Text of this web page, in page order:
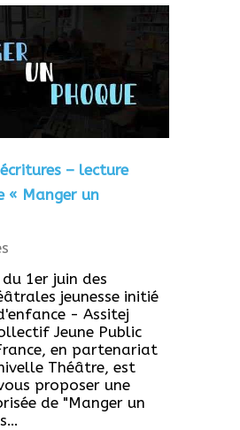
– lecture
« Manger un
1er juin des
jeunesse initié
- Assitej
Jeune Public
en partenariat
Théâtre, est
proposer une
de "Manger un